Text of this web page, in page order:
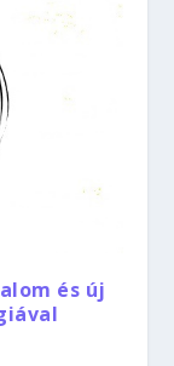
és új